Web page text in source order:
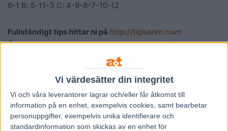
Vi värdesätter din integritet
Vi och våra leverantorer lagrar och/eller får åtkomst till
information på en enhet, exempelvis cookies, samt bearbetar
personuppgifter, exempelvis unika identifierare och
standardinformation som skickas av en enhet för
6-1 B: 5-11-3 C: 4-9-8-7-10-12
Fullständigt tips hittar ni på http://tipsaren.com
ÖVER 250.000 I NETTOVINST under 2020 på Tipsarens
V75 förslag hos Spelguiden AB! 125.000 för de som
ryggade Tipsarens förslag på tipsaren.com
Tipsaren (MED TRE STJÄRNOR), Spelguiden och alla
andra andelar hittar ni